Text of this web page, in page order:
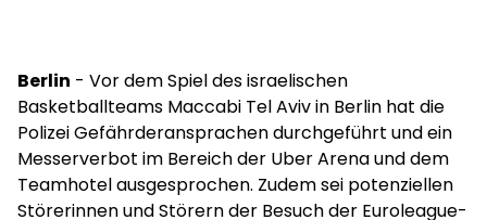
Berlin - Vor dem Spiel des israelischen
Basketballteams Maccabi Tel Aviv in Berlin hat die
Polizei Gefährderansprachen durchgeführt und ein
Messerverbot im Bereich der Uber Arena und dem
Teamhotel ausgesprochen. Zudem sei potenziellen
Störerinnen und Störern der Besuch der Euroleague-